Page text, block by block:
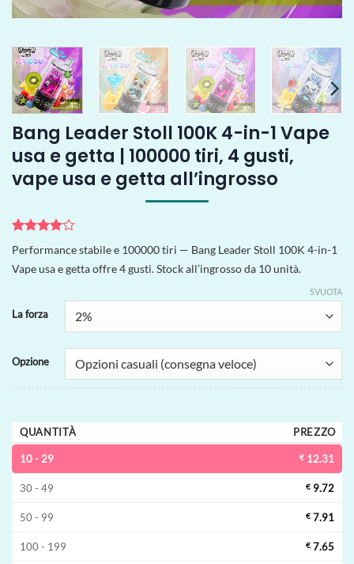
Bang Leader Stoll 100K 4-in-1 Vape
usa e getta | 100000 tiri, 4 gusti,
vape usa e getta all’ingrosso
Valutato
4 su 5
su base
1
Performance stabile e 100000 tiri — Bang Leader Stoll 100K 4-in-1
Vape usa e getta offre 4 gusti. Stock all’ingrosso da 10 unità.
La forza
Opzione
SVUOTA
QUANTITÀ PREZZO
10 - 29 € 12.31
30 - 49 € 9.72
50 - 99 € 7.91
100 - 199 € 7.65